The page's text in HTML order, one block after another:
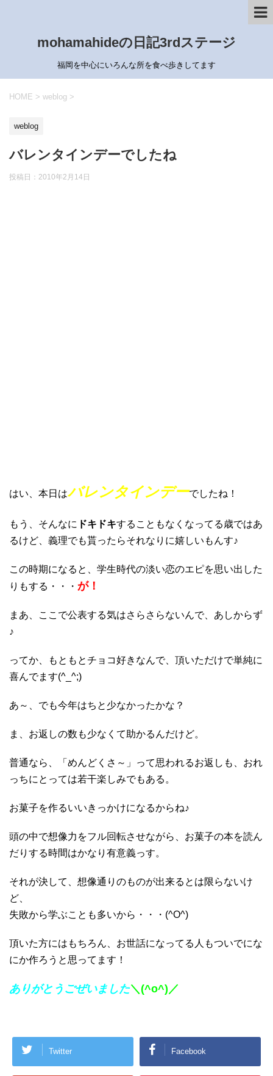
mohamahideの日記3rdステージ
福岡を中心にいろんな所を食べ歩きしてます
HOME > weblog >
weblog
バレンタインデーでしたね
投稿日： 2010年2月14日
はい、本日はバレンタインデーでしたね！
もう、そんなに ドキドキすることもなくなってる歳ではあ
るけど、義理でも貰ったらそれなりに嬉しいもんす♪
この時期になると、学生時代の淡い恋のエピを思い出した
りもする・・・ が！
まあ、ここで公表する気はさらさらないんで、あしからず
♪
ってか、もともとチョコ好きなんで、頂いただけで単純に
喜んでます(^_^;)
あ～、でも今年はちと少なかったかな？
ま、お返しの数も少なくて助かるんだけど。
普通なら、「めんどくさ～」って思われるお返しも、おれ
っちにとっては若干楽しみでもある。
お菓子を作るいいきっかけになるからね♪
頭の中で想像力をフル回転させながら、お菓子の本を読ん
だりする時間はかなり有意義っす。
それが決して、想像通りのものが出来るとは限らないけ
ど、
失敗から学ぶことも多いから・・・(^O^)
頂いた方にはもちろん、お世話になってる人もついでにな
にか作ろうと思ってます！
ありがとうごぜいました＼(^o^)／
Twitter Facebook